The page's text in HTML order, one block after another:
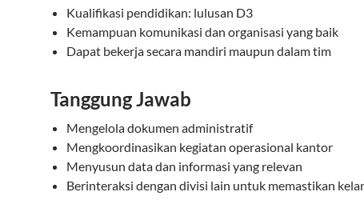
Kualifikasi pendidikan: lulusan D3
Kemampuan komunikasi dan organisasi yang baik
Dapat bekerja secara mandiri maupun dalam tim
Tanggung Jawab
Mengelola dokumen administratif
Mengkoordinasikan kegiatan operasional kantor
Menyusun data dan informasi yang relevan
Berinteraksi dengan divisi lain untuk memastikan